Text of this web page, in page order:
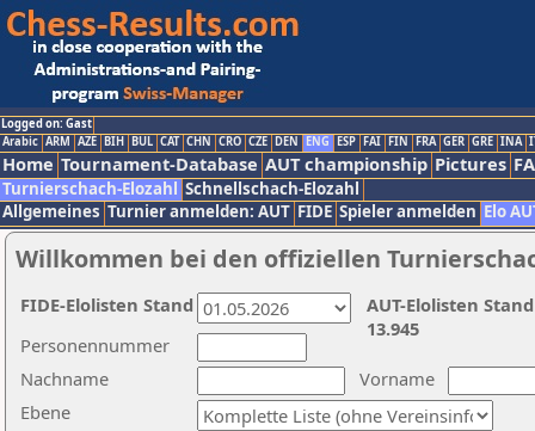
Logged on: Gast
Arabic ARM AZE BIH BUL CAT CHN CRO CZE DEN ENG ESP FAI FIN FRA GER GRE INA
Home Tournament-Database AUT championship Pictures
Turnierschach-Elozahl Schnellschach-Elozahl
Allgemeines Turnier anmelden: AUT FIDE Spieler anmelden Elo
Willkommen bei den offiziellen
Nachname
Vorname
Ebene
Personennummer
AUT-Elolisten
13.945
FIDE-Elolisten Stand